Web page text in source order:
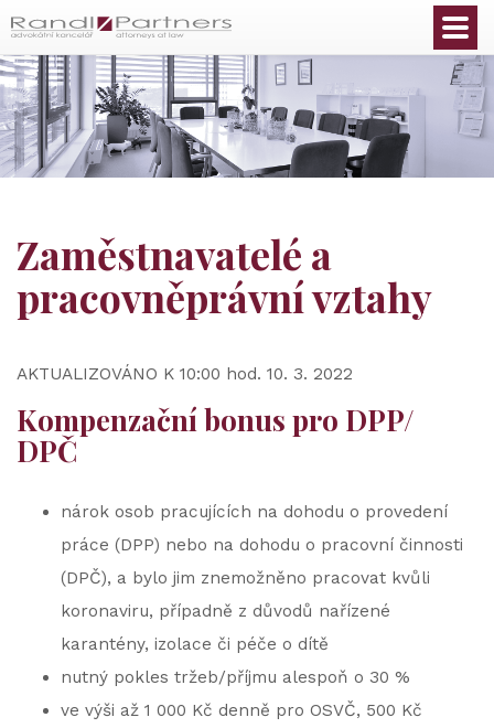
Zaměstnavatelé a
pracovněprávní vztahy
AKTUALIZOVÁNO K 10:00 hod. 10. 3. 2022
Kompenzační bonus pro DPP/
DPČ
nárok osob pracujících na dohodu o provedení
práce (DPP) nebo na dohodu o pracovní činnosti
(DPČ), a bylo jim znemožněno pracovat kvůli
koronaviru, případně z důvodů nařízené
karantény, izolace či péče o dítě
nutný pokles tržeb/příjmu alespoň o 30 %
ve výši až 1 000 Kč denně pro OSVČ, 500 Kč
Čeština